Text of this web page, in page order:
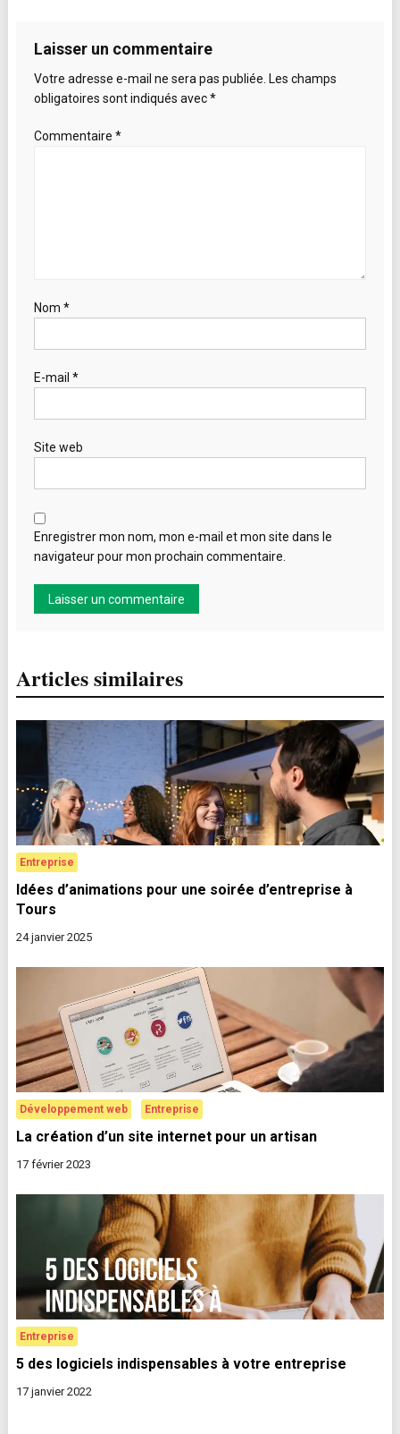
l’article
Laisser un commentaire
Votre adresse e-mail ne sera pas publiée. Les champs
obligatoires sont indiqués avec*
Commentaire *
Nom *
E-mail *
Site web
Enregistrer mon nom, mon e-mail et mon site dans le
navigateur pour mon prochain commentaire.
Articles similaires
Entreprise
Idées d’animations pour une soirée d’entreprise à
Tours
24 janvier 2025
Développement web Entreprise
La création d’un site internet pour un artisan
17 février 2023
Entreprise
5 des logiciels indispensables à votre entreprise
17 janvier 2022